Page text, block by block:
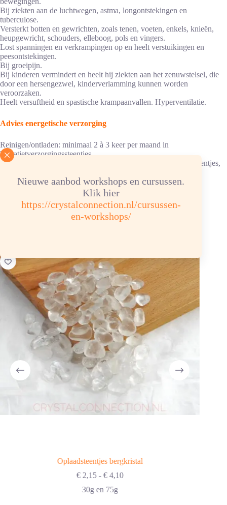
Nieuwe aanbod workshops en cursussen.
Klik hier
https://crystalconnection.nl/cursussen-
en-workshops/
Bij ziekten aan de luchtwegen, astma, longontstekingen en
tuberculose.
Versterkt botten en gewrichten, zoals tenen, voeten, enkels, knieën,
heupgewricht, schouders, elleboog, pols en vingers.
Lost spanningen en verkrampingen op en heelt verstuikingen en
peesontstekingen.
Bij groeipijn.
Bij kinderen vermindert en heelt hij ziekten aan het zenuwstelsel, die
door een hersengezwel, kinderverlamming kunnen worden
veroorzaken.
Heelt versuftheid en spastische krampaanvallen. Hyperventilatie.
Advies energetische verzorging
Reinigen/ontladen: minimaal 2 à 3 keer per maand in
hematietverzorgingssteentjes.
Opladen: aansluitend: 3 uur in bergkristalgroep/ verzorgingssteentjes,
Chemische samenstelling: Si O² hardheid 7
Kleur: roodbruin, glinsterend, glanzend
Sterrenbeeld: Stier, kreeft, weegschaal, vissen
Oplaadsteentjes bergkristal
€2,15 - €4,10Prijsklasse:
30g en 75g